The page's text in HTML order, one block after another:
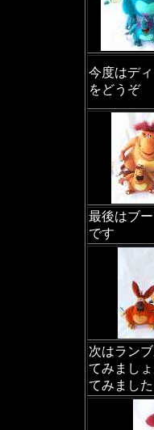
今度はデ
をどうぞ
最後はブ
です
次はラン
てみまし
てみました